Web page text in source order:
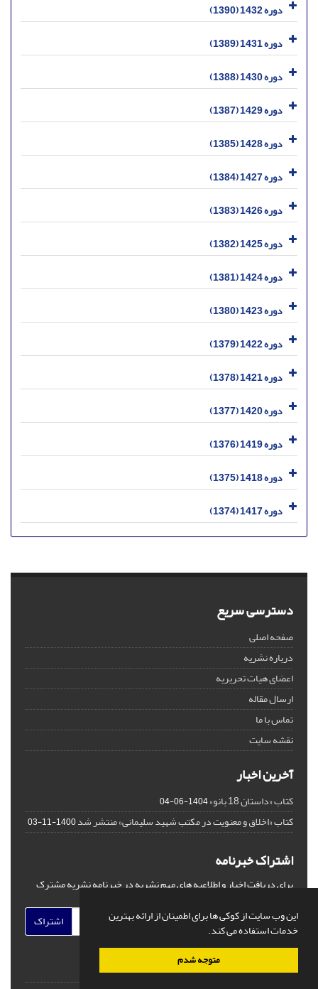
این وب سایت از کوکی ها برای اطمینان از ارائه بهترین
خدمات استفاده می کند.
متوجه شدم
دوره 1432 (1390)
دوره 1431 (1389)
دوره 1430 (1388)
دوره 1429 (1387)
دوره 1428 (1385)
دوره 1427 (1384)
دوره 1426 (1383)
دوره 1425 (1382)
دوره 1424 (1381)
دوره 1423 (1380)
دوره 1422 (1379)
دوره 1421 (1378)
دوره 1420 (1377)
دوره 1419 (1376)
دوره 1418 (1375)
دوره 1417 (1374)
دسترسی سریع
صفحه اصلی
درباره نشریه
اعضای هیات تحریریه
ارسال مقاله
تماس با ما
نقشه سایت
آخرین اخبار
کتاب «داستان 18 بانو» 1404-06-04
کتاب «اخلاق و معنویت در مکتب شهید سلیمانی» منتشر شد1400-11-03
اشتراک خبرنامه
برای دریافت اخبار و اطلاعیه های مهم نشریه در خبرنامه نشریه مشترک
اشتراک